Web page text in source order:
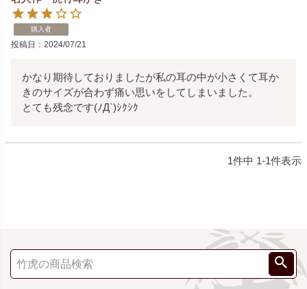
購入者
投稿日 2024/07/21
かなり期待しておりましたが私の耳の中が小さくて耳か
きのサイズが合わず痛い思いをしてしまいました。
とても残念です(ﾉД`)ｼｸｼｸ
1件中 1-1件表示